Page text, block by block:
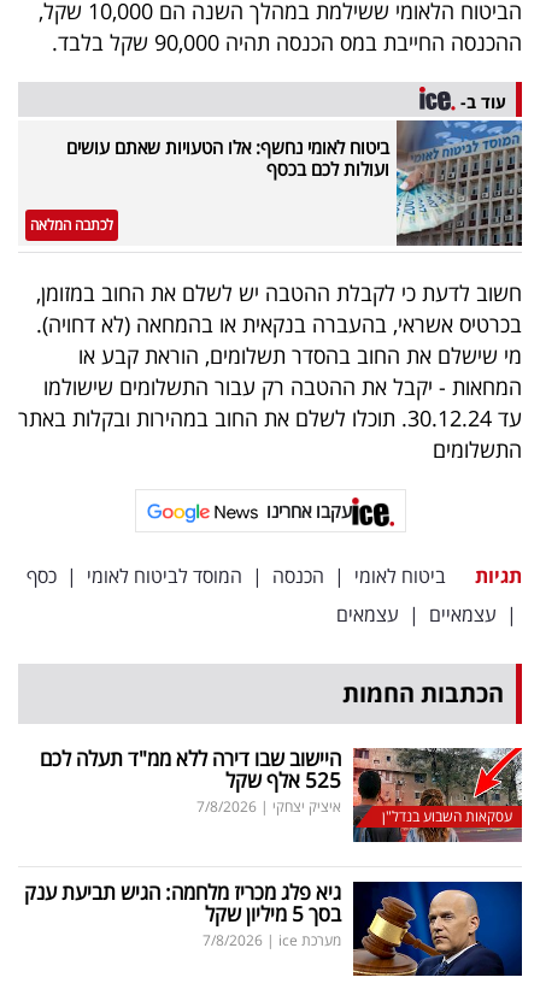
שיתופי
דרושים
ניוזלטרים
מייל
אדום
פרסמו
עקבו
אחרינו:
הביטוח הלאומי ששילמת במהלך השנה הם 10,000 שקל,
ההכנסה החייבת במס הכנסה תהיה 90,000 שקל בלבד.
עוד ב-
ביטוח לאומי נחשף: אלו הטעויות שאתם עושים
ועולות לכם בכסף
לכתבה המלאה
חשוב לדעת כי לקבלת ההטבה יש לשלם את החוב במזומן,
בכרטיס אשראי, בהעברה בנקאית או בהמחאה (לא דחויה).
מי שישלם את החוב בהסדר תשלומים, הוראת קבע או
המחאות - יקבל את ההטבה רק עבור התשלומים שישולמו
עד 30.12.24. תוכלו לשלם את החוב במהירות ובקלות באתר
התשלומים
עקבו אחרינו
תגיות ביטוח לאומי | הכנסה | המוסד לביטוח לאומי | כסף
| עצמאיים | עצמאים
הכתבות החמות
עסקאות השבוע בנדל"ן
היישוב שבו דירה ללא ממ"ד תעלה לכם
525 אלף שקל
איציק יצחקי |
7/8/2026
גיא פלג מכריז מלחמה: הגיש תביעת ענק
בסך 5 מיליון שקל
מערכת ice |
7/8/2026